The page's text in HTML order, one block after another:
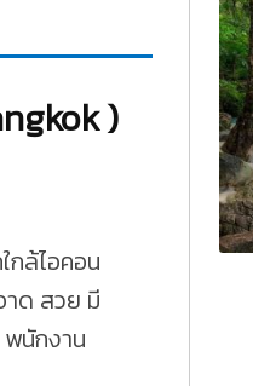
)
กล้ไอคอน
าด สวย มี
นักงาน